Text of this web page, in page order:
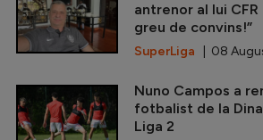
antrenor al lui
greu de convins!”
SuperLiga | 08
Nuno Campos a
fotbalist de la
Liga 2